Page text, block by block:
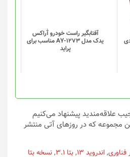
آفتابگیر راست خودرو آٰراکس
یدک مدل AY-1273 مناسب برای
پراید
گزینه
ها
محصول
انتخاب
شوند
علاقه‌مندید پیشنهاد می‌کنیم
که در روزهای آتی منتشر
فناوری,اندروید 13 ,بتا 3.1 ,نسخه بتا